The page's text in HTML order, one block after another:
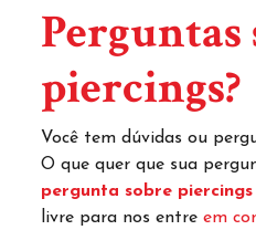
Perguntas
piercings?
Você tem dúvidas ou
O que quer que sua
pergunta sobre piercings
livre para nosentreem